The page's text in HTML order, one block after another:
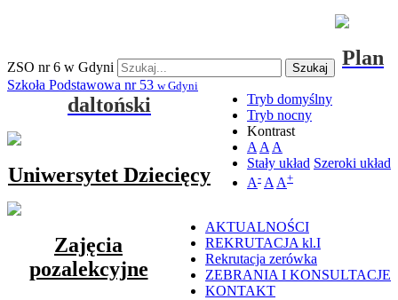
ZSO nr 6 w Gdyni Szukaj
Tryb domyślny
Tryb nocny
Kontrast
A A A
Stały układ Szeroki układ
A- A A+
Szkoła Podstawowa nr 53 w Gdyni
AKTUALNOŚCI
REKRUTACJA kl.I
Rekrutacja zerówka
ZEBRANIA I KONSULTACJE
KONTAKT
Plan
daltoński
Uniwersytet Dziecięcy
Zajęcia
pozalekcyjne